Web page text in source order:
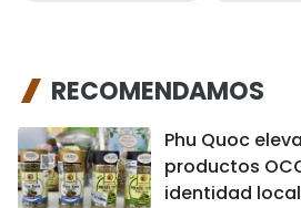
RECOMENDAMOS
Phu Quoc
productos
identidad